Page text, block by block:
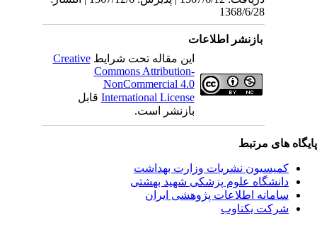
1368/6/28
بازنشر اطلاعات
این مقاله تحت شرایطCreative
Commons Attribution-
NonCommercial 4.0
International Licenseقابل
بازنشر است.
های مرتبط
کمیسیون نشریات وزارت بهداشت
دانشگاه علوم پزشکی شهید بهشتی
سامانه اطلاعات پژوهشی ایران
شرکت یکتاوب